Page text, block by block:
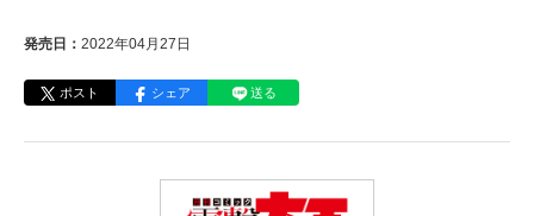
発売日： 2022年04月27日
ポスト シェア 送る